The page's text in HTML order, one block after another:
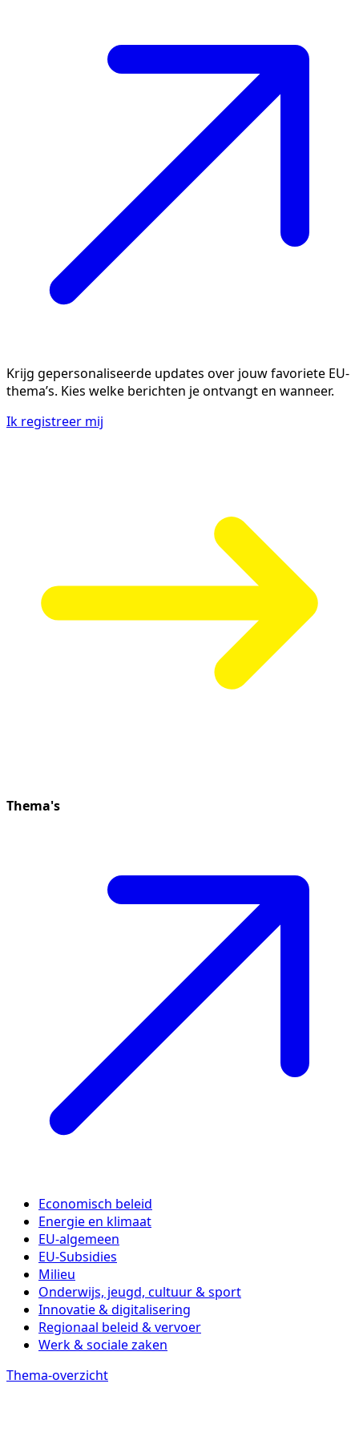
Krijg gepersonaliseerde updates over jouw favoriete EU-
thema’s. Kies welke berichten je ontvangt en wanneer.
Ik registreer mij
Thema's
Economisch beleid
Energie en klimaat
EU-algemeen
EU-Subsidies
Milieu
Onderwijs, jeugd, cultuur & sport
Innovatie & digitalisering
Regionaal beleid & vervoer
Werk & sociale zaken
Thema-overzicht